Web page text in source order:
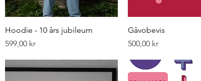
Snabbvisning
Hoodie - 10 års jubileum
Pris
599,00 kr
Snabbvisning
Gåvobevis
Pris
500,00 kr